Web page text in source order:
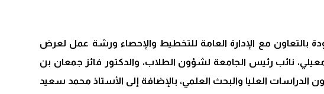
بالتعاون مع الإدارة العامة للتخطيط والإحصاء ورشة عمل لعرض
بحضور الأستاذ الدكتور عادل كرامة معيلي، نائب رئيس الجامعة لشؤون الطلاب، والدكتور فائز جمعان بن
العليا والبحث العلمي، بالإضافة إلى الأستاذ محمد سعيد